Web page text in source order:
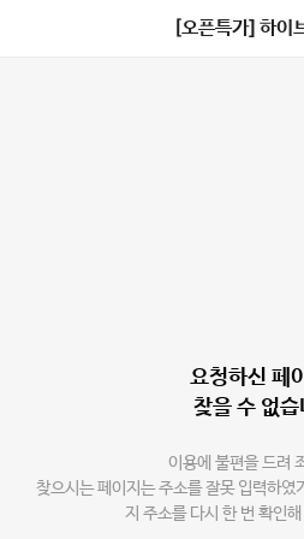
[오픈특가] 하이
요청하신 페
찾을 수 없습
이용에 불편을 드려
찾으시는 페이지는 주소를 잘못 입력하였
지 주소를 다시 한 번 확인